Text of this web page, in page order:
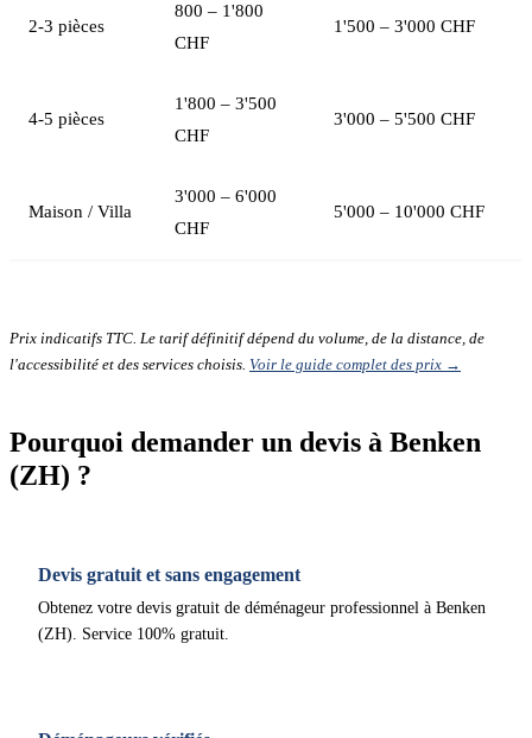
2-3 pièces
800 – 1'800
CHF
1'500 – 3'000 CHF
4-5 pièces
1'800 – 3'500
CHF
3'000 – 5'500 CHF
Maison / Villa
3'000 – 6'000
CHF
5'000 – 10'000 CHF
Prix indicatifs TTC. Le tarif définitif dépend du volume, de la distance, de
l'accessibilité et des services choisis. Voir le guide complet des prix →
Pourquoi demander un devis à Benken
(ZH) ?
Devis gratuit et sans engagement
Obtenez votre devis gratuit de déménageur professionnel à Benken
(ZH). Service 100% gratuit.